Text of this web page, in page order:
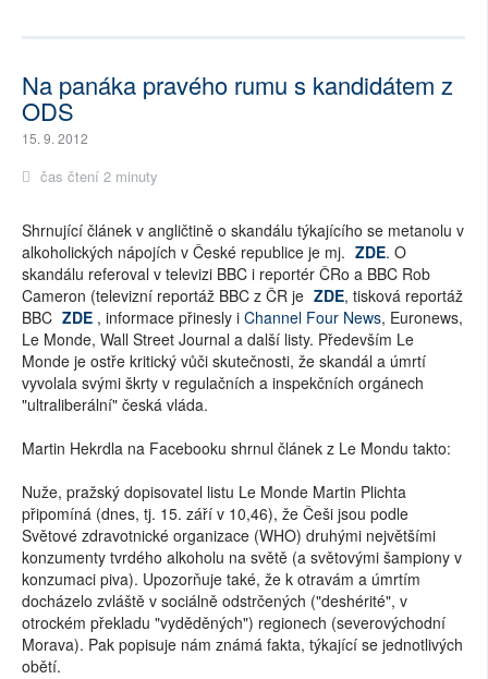
Na panáka pravého rumu s kandidátem z
ODS
15. 9. 2012
čas čtení 2 minuty
Shrnující článek v angličtině o skandálu týkajícího se metanolu v
alkoholických nápojích v České republice je mj. ZDE. O
skandálu referoval v televizi BBC i reportér ČRo a BBC Rob
Cameron (televizní reportáž BBC z ČR je ZDE, tisková reportáž
BBC ZDE , informace přinesly i Channel Four News, Euronews,
Le Monde, Wall Street Journal a další listy. Především Le
Monde je ostře kritický vůči skutečnosti, že skandál a úmrtí
vyvolala svými škrty v regulačních a inspekčních orgánech
"ultraliberální" česká vláda.
Martin Hekrdla na Facebooku shrnul článek z Le Mondu takto:
Nuže, pražský dopisovatel listu Le Monde Martin Plichta
připomíná (dnes, tj. 15. září v 10,46), že Češi jsou podle
Světové zdravotnické organizace (WHO) druhými největšími
konzumenty tvrdého alkoholu na světě (a světovými šampiony v
konzumaci piva). Upozorňuje také, že k otravám a úmrtím
docházelo zvláště v sociálně odstrčených ("deshérité", v
otrockém překladu "vyděděných") regionech (severovýchodní
Morava). Pak popisuje nám známá fakta, týkající se jednotlivých
obětí.